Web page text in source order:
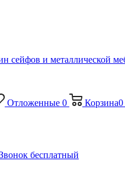
Отложенные 0 Корзина0
бесплатный